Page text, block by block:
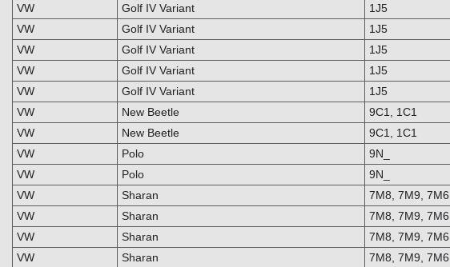
VW
Golf IV Variant 1J5
VW
Golf IV Variant 1J5
VW
Golf IV Variant 1J5
VW
Golf IV Variant 1J5
VW
Golf IV Variant 1J5
VW
New Beetle 9C1, 1C1
VW
New Beetle 9C1, 1C1
VW
Polo 9N_
VW
Polo 9N_
VW
Sharan 7M8, 7M9, 7M6
VW
Sharan 7M8, 7M9, 7M6
VW
Sharan 7M8, 7M9, 7M6
VW
Sharan 7M8, 7M9, 7M6